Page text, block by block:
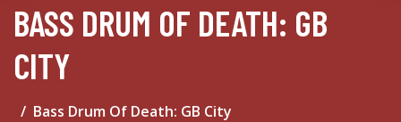
BASS DRUM OF DEATH: GB
CITY
Bass Drum Of Death: GB City